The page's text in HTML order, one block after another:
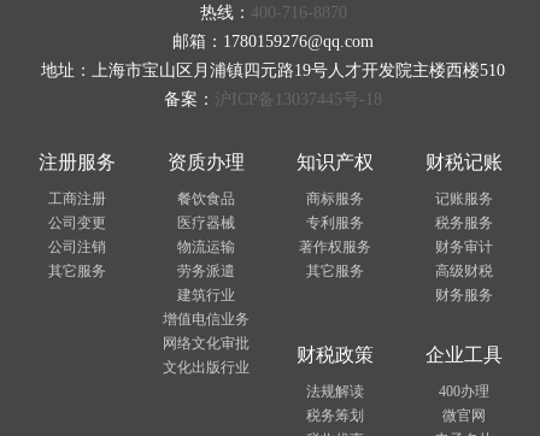
热线： 400-716-8870
邮箱：1780159276@qq.com
地址：上海市宝山区月浦镇四元路19号人才开发院主楼西楼510
备案： 沪ICP备13037445号-18
注册服务
工商注册
公司变更
公司注销
其它服务
资质办理
餐饮食品
医疗器械
物流运输
劳务派遣
建筑行业
增值电信业务
网络文化审批
文化出版行业
知识产权
商标服务
专利服务
著作权服务
其它服务
财税记账
记账服务
税务服务
财务审计
高级财税
财务服务
财税政策
法规解读
税务筹划
企业工具
400办理
微官网